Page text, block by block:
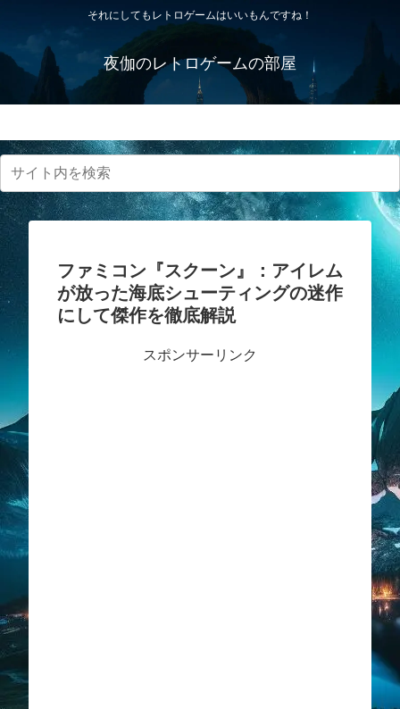
それにしてもレトロゲームはいいもんですね！
夜伽のレトロゲームの部屋
ファミコン『スクーン』：アイレム
が放った海底シューティングの迷作
にして傑作を徹底解説
スポンサーリンク